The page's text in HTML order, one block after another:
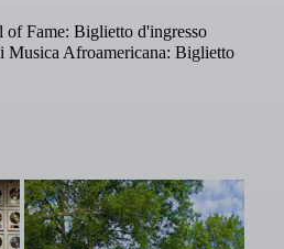
Fame: Biglietto d'ingresso
Musica Afroamericana: Biglietto